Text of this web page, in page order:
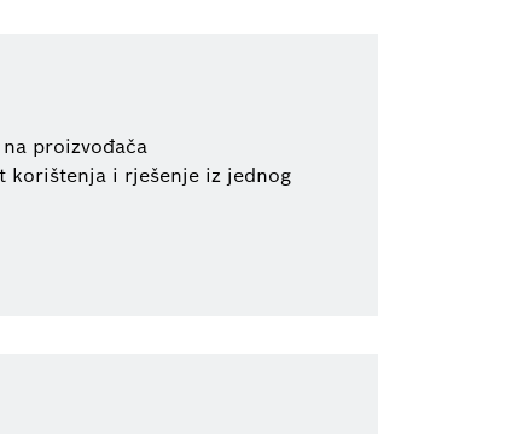
proizvođača
korištenja i rješenje iz jednog